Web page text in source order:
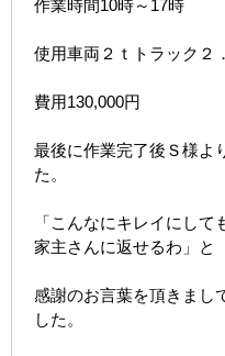
作業時間10時～17時
使用車両２ｔトラック２
費用130,000円
最後に作業完了後Ｓ様よ
た。
「こんなにキレイにし
家主さんに返せるわ」と
感謝のお言葉を頂きまし
した。